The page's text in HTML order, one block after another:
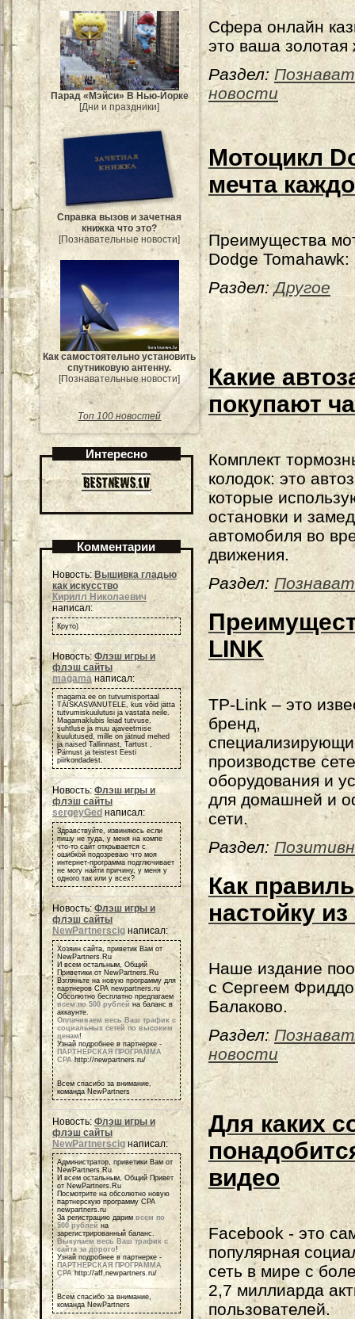
Парад «Мэйси» В Нью-Йорке
[Дни и праздники]
Справка вызов и зачетная
книжка что это?
[Познавательные новости]
Как самостоятельно установить
спутниковую антенну.
[Познавательные новости]
Топ 100 новостей
Интересно
Комментарии
Новость: Вышивка гладью
как искусство
Кирилл Николаевич
написал:
Круто)
Новость:Флэш игры и
флэш сайты
magamaнаписал:
magama.ee on tutvumisportaal
TÄISKASVANUTELE, kus võid jätta
tutvumiskuulutusi ja vastata neile.
Magamaklubis leiad tutvuse,
suhtluse ja muu ajaveetmise
kuulutused, mille on jätnud mehed
ja naised Tallinnast, Tartust ,
Pärnust ja teistest Eesti
piirkondadest.
Новость:Флэш игры и
флэш сайты
sergeyGed написал:
Здравствуйте, извиняюсь если
пишу не туда, у меня на компе
что-то сайт открывается с
ошибкой подозреваю что моя
интернет-программа подглючивает
не могу найти причину, у меня у
одного так или у всех?
Новость:Флэш игры и
флэш сайты
NewPartnerscig написал:
Хозяин сайта, приветик Вам от
NewPartners.Ru
И всем остальным, Общий
Приветики от NewPartners.Ru
Взгляньте на новую программу для
партнеров СРА newpartners.ru
Обсолютно бесплатно предлагаем
всем по 500 рублей на баланс в
аккаунте.
Оплачиваем весь Ваш трафик с
социальных сетей по высоким
ценам!
Узнай подробнее в партнерке -
ПАРТНЕРСКАЯ ПРОГРАММА
СРАhttp://newpartners.ru/
Всем спасибо за внимание,
команда NewPartners
Новость: Флэш игры и
флэш сайты
NewPartnerscig написал:
Администратор, приветики Вам от
NewPartners.Ru
И всем остальным, Общий Привет
от NewPartners.Ru
Посмотрите на обсолютно новую
партнерскую программу СРА
newpartners.ru
За регистрацию дарим всем по
500 рублей на
зарегистрированный баланс.
Выкупаем весь Ваш трафик с
сайта за дорого!
Узнай подробнее в партнерке -
ПАРТНЕРСКАЯ ПРОГРАММА
СРАhttp://aff.newpartners.ru/
Всем спасибо за внимание,
команда NewPartners
Сфера онлайн
это ваша
Раздел:
новости
Мотоцикл
мечта
Преимущества
Dodge Tomahawk:
Раздел: Другое
Какие
покупают
Комплект
колодок: это
которые
остановки и
автомобиля во
движения.
Раздел:
LINK
TP-Link – это
бренд,
производстве
оборудования и
для домашней и
сети.
Раздел:
Как
настойку
Наше издание
с Сергеем
Балаково.
Раздел:
новости
Для каких
видео
Facebook - это
популярная
сеть в мире с
2,7 миллиарда
пользователей.